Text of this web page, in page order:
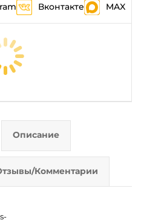
Вконтакте MAX
Описание
Комментарии